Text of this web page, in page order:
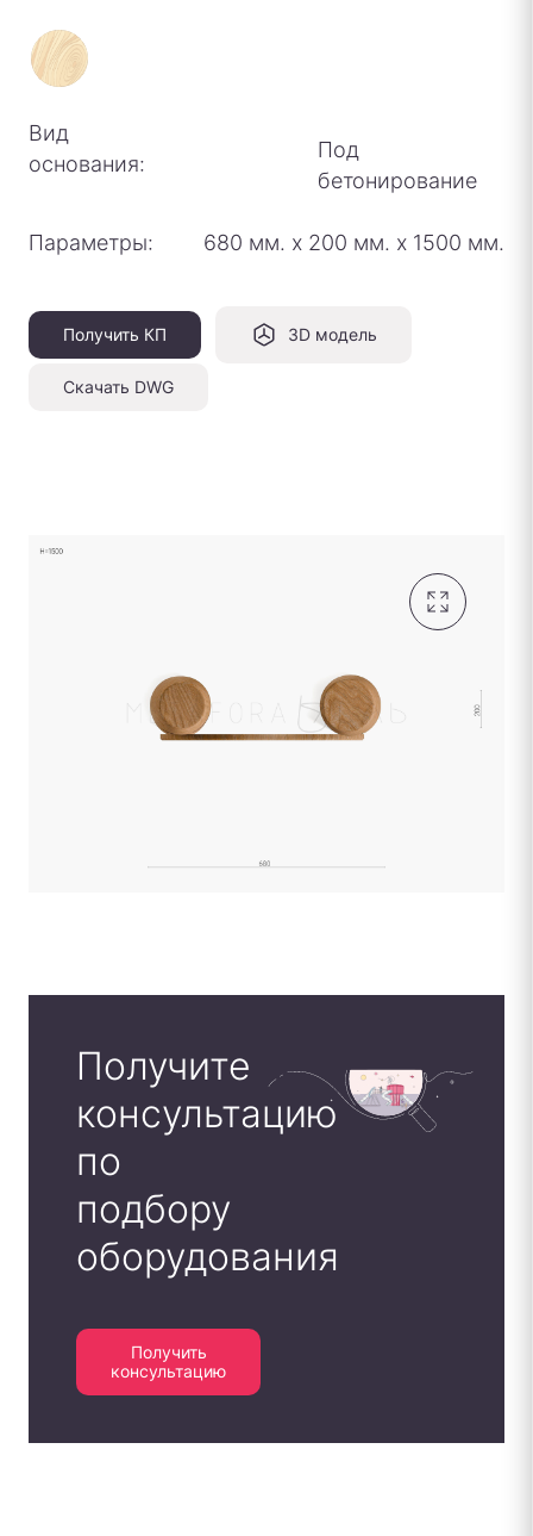
Вид
основания:
Под
бетонирование
Параметры: 680 мм. х 200 мм. х 1500 мм.
Получить КП 3D модель
Скачать DWG
Получите
консультацию
по
подбору
оборудования
Получить
консультацию